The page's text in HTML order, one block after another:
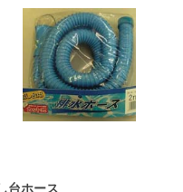
台ホース